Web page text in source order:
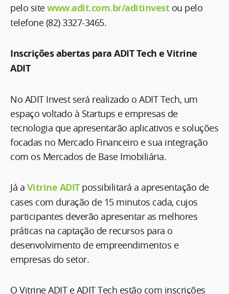
pelo sitewww.adit.com.br/aditinvestou pelo
telefone (82) 3327-3465.
Inscrições abertas para ADIT Tech e Vitrine
ADIT
No ADIT Invest será realizado o ADIT Tech, um
espaço voltado à Startups e empresas de
tecnologia que apresentarão aplicativos e soluções
focadas no Mercado Financeiro e sua integração
com os Mercados de Base Imobiliária.
Já a Vitrine ADITpossibilitará a apresentação de
cases com duração de 15 minutos cada, cujos
participantes deverão apresentar as melhores
práticas na captação de recursos para o
desenvolvimento de empreendimentos e
empresas do setor.
O Vitrine ADIT e ADIT Tech estão com inscrições